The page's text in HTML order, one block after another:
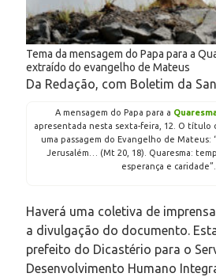
Tema da mensagem do Papa para a
extraído do evangelho de Mateus
Da Redação, com Boletim da
A mensagem do Papa para a
apresentada nesta sexta-feira, 12. O título
uma passagem do Evangelho de Mateus:
Jerusalém… (Mt 20, 18). Quaresma:
esperança e caridade”.
Haverá uma coletiva de
a divulgação do documento.
prefeito do Dicastério para o
Desenvolvimento Humano